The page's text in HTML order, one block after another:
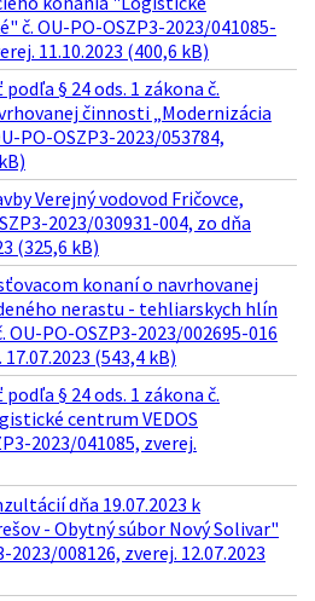
č. OU-PO-OSZP3-2023/041085-
11.10.2023 (400,6 kB)
§ 24 ods. 1 zákona č.
činnosti „Modernizácia
PO-OSZP3-2023/053784,
Verejný vodovod Fričovce,
2023/030931-004, zo dňa
(325,6 kB)
konaní o navrhovanej
nerastu - tehliarskych hlín
OU-PO-OSZP3-2023/002695-016
(543,4 kB)
§ 24 ods. 1 zákona č.
centrum VEDOS
2023/041085, zverej.
dňa 19.07.2023 k
- Obytný súbor Nový Solivar"
2023/008126, zverej. 12.07.2023